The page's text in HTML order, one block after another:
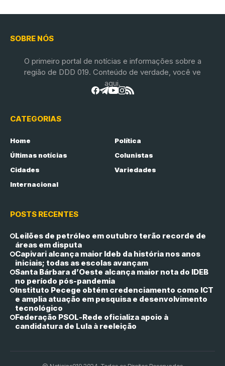
SOBRE NÓS
O primeiro portal de notícias e informações sobre a
região de DDD 019. Conteúdo de verdade, você ve
aqui.
CATEGORIAS
Home
Política
Últimas notícias
Colunistas
Cidades
Variedades
Internacional
POSTS RECENTES
Leilões de petróleo em outubro terão recorde de
áreas em disputa
Capivari alcança maior Ideb da história nos anos
iniciais; todas as escolas avançam
Santa Bárbara d’Oeste alcança maior nota do IDEB
no período pós-pandemia
Instituto Pecege obtém credenciamento como ICT
e amplia atuação em pesquisa e desenvolvimento
tecnológico
Federação PSOL-Rede oficializa apoio à
candidatura de Lula à reeleição